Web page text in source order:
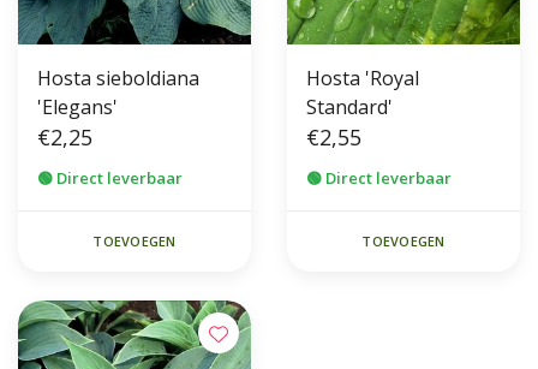
Hosta sieboldiana
'Elegans'
€2,25
🟢 Direct leverbaar
TOEVOEGEN
Hosta 'Royal
Standard'
€2,55
🟢 Direct leverbaar
TOEVOEGEN